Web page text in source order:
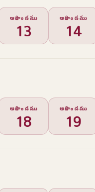
ఆదికాండము
13 ఆదికాండము
14
ఆదికాండము
18 ఆదికాండము
19